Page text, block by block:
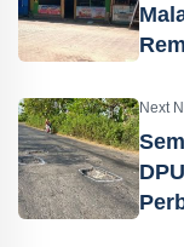
Next